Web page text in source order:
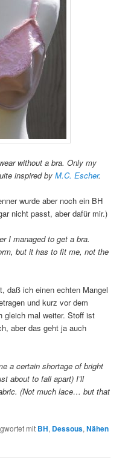
without a bra. Only my
inspired byM.C. Escher.
wurde aber noch ein BH
nicht passt, aber dafür mir.)
I managed to get a bra.
but it has to fit me, not the
daß ich einen echten Mangel
und kurz vor dem
gleich mal weiter. Stoff ist
aber das geht ja auch
a certain shortage of bright
about to fall apart) I’ll
(Not much lace… but that
mit BH, Dessous,Nähen